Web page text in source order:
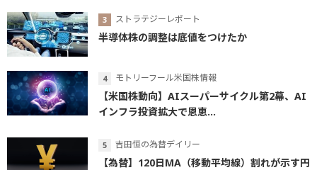
ストラテジーレポート
半導体株の調整は底値をつけたか
モトリーフール米国株情報
【米国株動向】AIスーパーサイクル第2幕、AI
インフラ投資拡大で恩恵...
吉田恒の為替デイリー
【為替】120日MA（移動平均線）割れが示す円